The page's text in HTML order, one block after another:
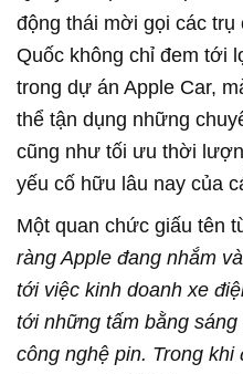
động thái mời gọi các trụ
Quốc không chỉ đem tới
trong dự án Apple Car,
thể tận dụng những
cũng như tối ưu thời
yếu cố hữu lâu nay của
Một quan chức giấu tên
ràng Apple đang nhắm
tới việc kinh doanh xe
tới những tấm bằng
công nghệ pin. Trong